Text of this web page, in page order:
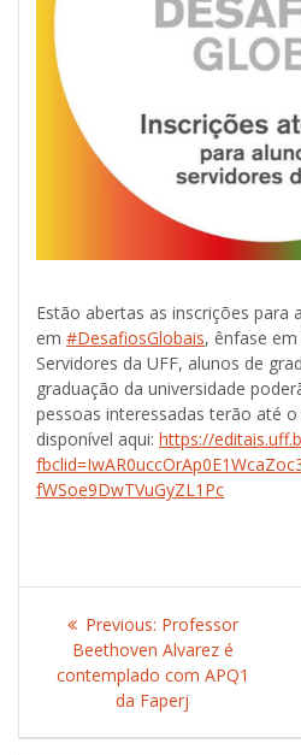
Estão abertas as inscrições para
em #DesafiosGlobais, ênfase
Servidores da UFF, alunos de
graduação da universidade
pessoas interessadas terão até
disponível aqui: https://
fWSoe9DwTVuGyZL1Pc
Post
navigation
Previous: Previous
post:
Professor
Beethoven Alvarez é
contemplado com APQ1
da Faperj